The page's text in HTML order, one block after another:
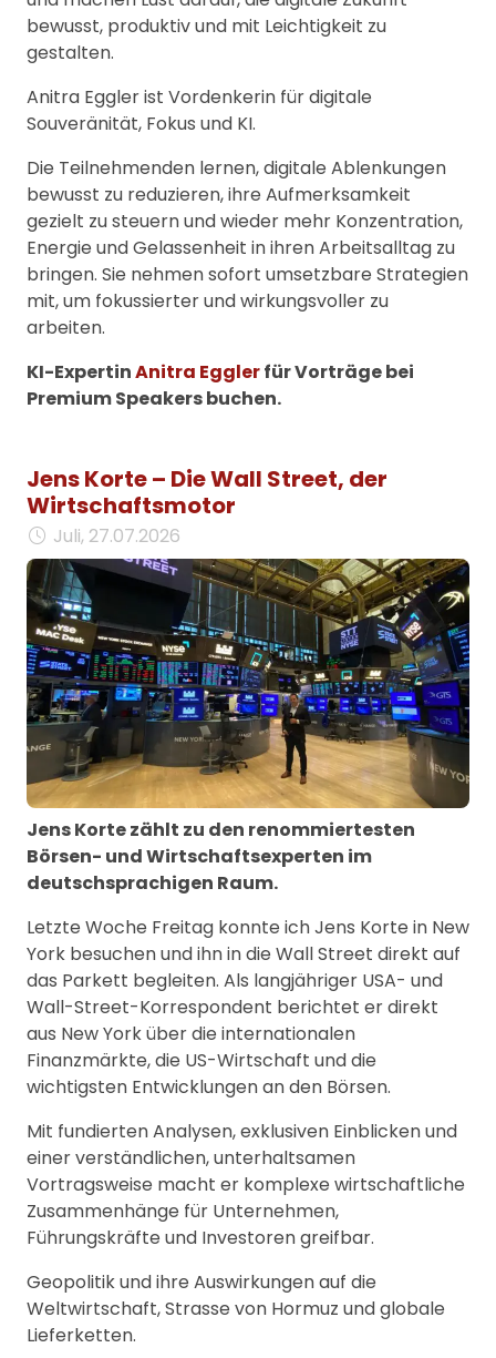
bewusst, produktiv und mit Leichtigkeit zu
gestalten.
Anitra Eggler ist Vordenkerin für digitale
Souveränität, Fokus und KI.
Die Teilnehmenden lernen, digitale Ablenkungen
bewusst zu reduzieren, ihre Aufmerksamkeit
gezielt zu steuern und wieder mehr Konzentration,
Energie und Gelassenheit in ihren Arbeitsalltag zu
bringen. Sie nehmen sofort umsetzbare Strategien
mit, um fokussierter und wirkungsvoller zu
arbeiten.
KI-ExpertinAnitra Egglerfür Vorträge bei
Premium Speakers buchen.
Jens Korte – Die Wall Street, der
Wirtschaftsmotor
Juli, 27.07.2026
Jens Korte zählt zu den renommiertesten
Börsen- und Wirtschaftsexperten im
deutschsprachigen Raum.
Letzte Woche Freitag konnte ich Jens Korte in New
York besuchen und ihn in die Wall Street direkt auf
das Parkett begleiten. Als langjähriger USA- und
Wall-Street-Korrespondent berichtet er direkt
aus New York über die internationalen
Finanzmärkte, die US-Wirtschaft und die
wichtigsten Entwicklungen an den Börsen.
Mit fundierten Analysen, exklusiven Einblicken und
einer verständlichen, unterhaltsamen
Vortragsweise macht er komplexe wirtschaftliche
Zusammenhänge für Unternehmen,
Führungskräfte und Investoren greifbar.
Geopolitik und ihre Auswirkungen auf die
Weltwirtschaft, Strasse von Hormuz und globale
Lieferketten.